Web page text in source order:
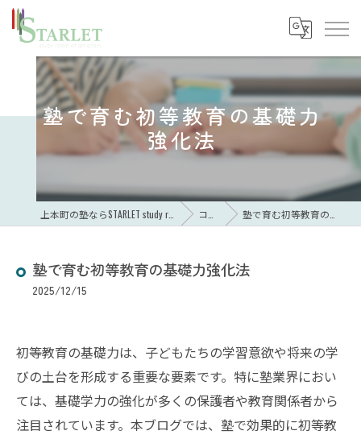
塾で育む初等教育の基礎力
強化法
コラム 塾で育む初等教育の基礎力強化法
塾で育む初等教育の基礎力強化法
2025/12/15
初等教育の基礎力は、子どもたちの学習意欲や将来の学
びの土台を形成する重要な要素です。特に塾業界におい
ては、基礎学力の強化が多くの保護者や教育関係者から
注目されています。本ブログでは、塾で効果的に初等教